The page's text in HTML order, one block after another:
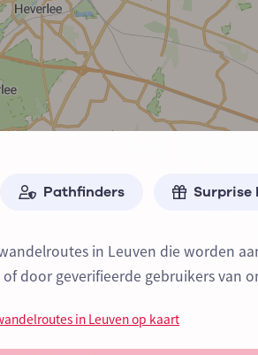
Pathfinders Surprise
in Leuven die worden
door geverifieerde gebruikers van
in Leuven op kaart